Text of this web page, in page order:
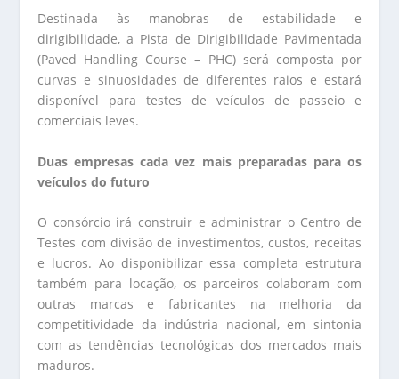
Destinada às manobras de estabilidade e
dirigibilidade, a Pista de Dirigibilidade Pavimentada
(Paved Handling Course – PHC) será composta por
curvas e sinuosidades de diferentes raios e estará
disponível para testes de veículos de passeio e
comerciais leves.
Duas empresas cada vez mais preparadas para os
veículos do futuro
O consórcio irá construir e administrar o Centro de
Testes com divisão de investimentos, custos, receitas
e lucros. Ao disponibilizar essa completa estrutura
também para locação, os parceiros colaboram com
outras marcas e fabricantes na melhoria da
competitividade da indústria nacional, em sintonia
com as tendências tecnológicas dos mercados mais
maduros.